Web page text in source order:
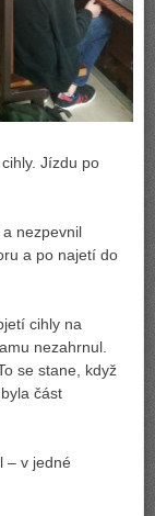
Jízdu po
nezpevnil
a po najetí do
cihly na
nezahrnul.
se stane, když
část
– v jedné